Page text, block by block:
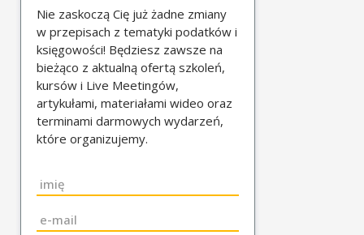
Nie zaskoczą Cię już żadne zmiany
w przepisach z tematyki podatków i
księgowości! Będziesz zawsze na
bieżąco z aktualną ofertą szkoleń,
kursów i Live Meetingów,
artykułami, materiałami wideo oraz
terminami darmowych wydarzeń,
które organizujemy.
Imię
Email